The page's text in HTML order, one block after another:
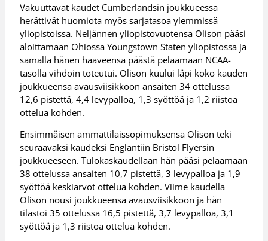
Vakuuttavat kaudet Cumberlandsin joukkueessa
herättivät huomiota myös sarjatasoa ylemmissä
yliopistoissa. Neljännen yliopistovuotensa Olison pääsi
aloittamaan Ohiossa Youngstown Staten yliopistossa ja
samalla hänen haaveensa päästä pelaamaan NCAA-
tasolla vihdoin toteutui. Olison kuului läpi koko kauden
joukkueensa avausviisikkoon ansaiten 34 ottelussa
12,6 pistettä, 4,4 levypalloa, 1,3 syöttöä ja 1,2 riistoa
ottelua kohden.
Ensimmäisen ammattilaissopimuksensa Olison teki
seuraavaksi kaudeksi Englantiin Bristol Flyersin
joukkueeseen. Tulokaskaudellaan hän pääsi pelaamaan
38 ottelussa ansaiten 10,7 pistettä, 3 levypalloa ja 1,9
syöttöä keskiarvot ottelua kohden. Viime kaudella
Olison nousi joukkueensa avausviisikkoon ja hän
tilastoi 35 ottelussa 16,5 pistettä, 3,7 levypalloa, 3,1
syöttöä ja 1,3 riistoa ottelua kohden.